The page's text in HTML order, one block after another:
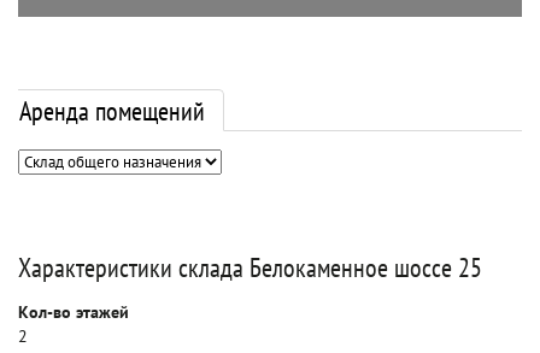
Аренда помещений
Характеристики склада Белокаменное шоссе 25
Кол-во этажей
2